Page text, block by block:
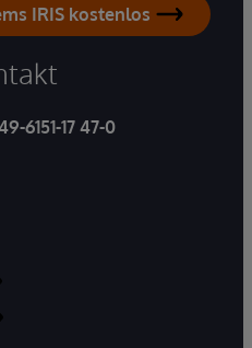
IRIS kostenlos
6151-17 47-0